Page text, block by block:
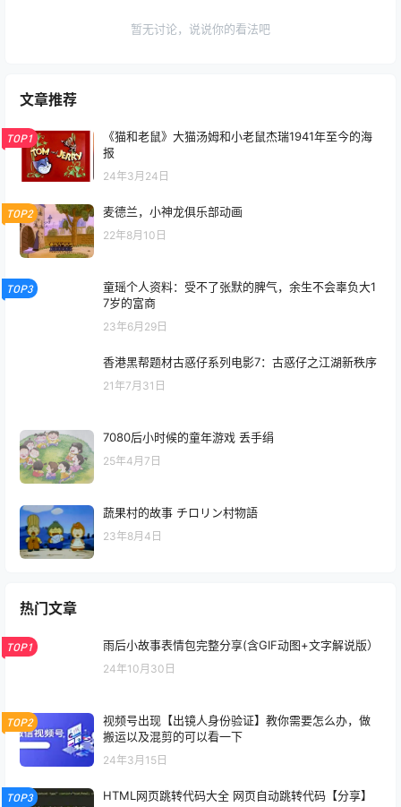
暂无讨论，说说你的看法吧
文章推荐
TOP1
《猫和老鼠》大猫汤姆和小老鼠杰瑞1941年至今的海
报
24年3月24日
TOP2 麦德兰，小神龙俱乐部动画
22年8月10日
TOP3
童瑶个人资料：受不了张默的脾气，余生不会辜负大1
7岁的富商
23年6月29日
香港黑帮题材古惑仔系列电影7：古惑仔之江湖新秩序
21年7月31日
7080后小时候的童年游戏 丢手绢
25年4月7日
蔬果村的故事 チロリン村物語
23年8月4日
热门文章
TOP1 雨后小故事表情包完整分享(含GIF动图+文字解说版）
24年10月30日
TOP2
视频号出现【出镜人身份验证】教你需要怎么办，做
搬运以及混剪的可以看一下
24年3月15日
TOP3 HTML网页跳转代码大全 网页自动跳转代码【分享】